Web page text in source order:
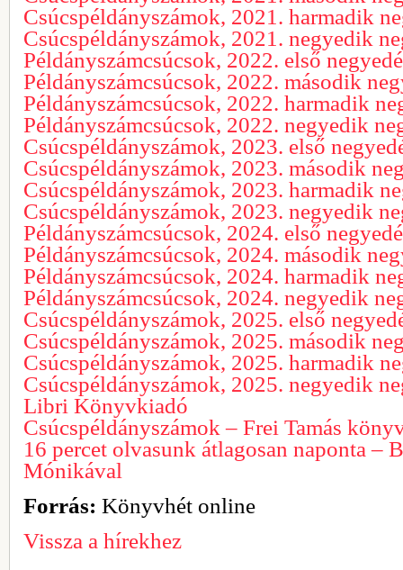
Csúcspéldányszámok, 2021. harmadik
Csúcspéldányszámok, 2021. negyedik
Példányszámcsúcsok, 2022. első
Példányszámcsúcsok, 2022. második
Példányszámcsúcsok, 2022. harmadik
Példányszámcsúcsok, 2022. negyedik
Csúcspéldányszámok, 2023. első
Csúcspéldányszámok, 2023. második
Csúcspéldányszámok, 2023. harmadik
Csúcspéldányszámok, 2023. negyedik
Példányszámcsúcsok, 2024. első
Példányszámcsúcsok, 2024. második
Példányszámcsúcsok, 2024. harmadik
Példányszámcsúcsok, 2024. negyedik
Csúcspéldányszámok, 2025. első
Csúcspéldányszámok, 2025. második
Csúcspéldányszámok, 2025. harmadik
Csúcspéldányszámok, 2025. negyedik
Libri Könyvkiadó
Csúcspéldányszámok – Frei Tamás
16 percet olvasunk átlagosan naponta –
Mónikával
Forrás: Könyvhét online
Vissza a hírekhez